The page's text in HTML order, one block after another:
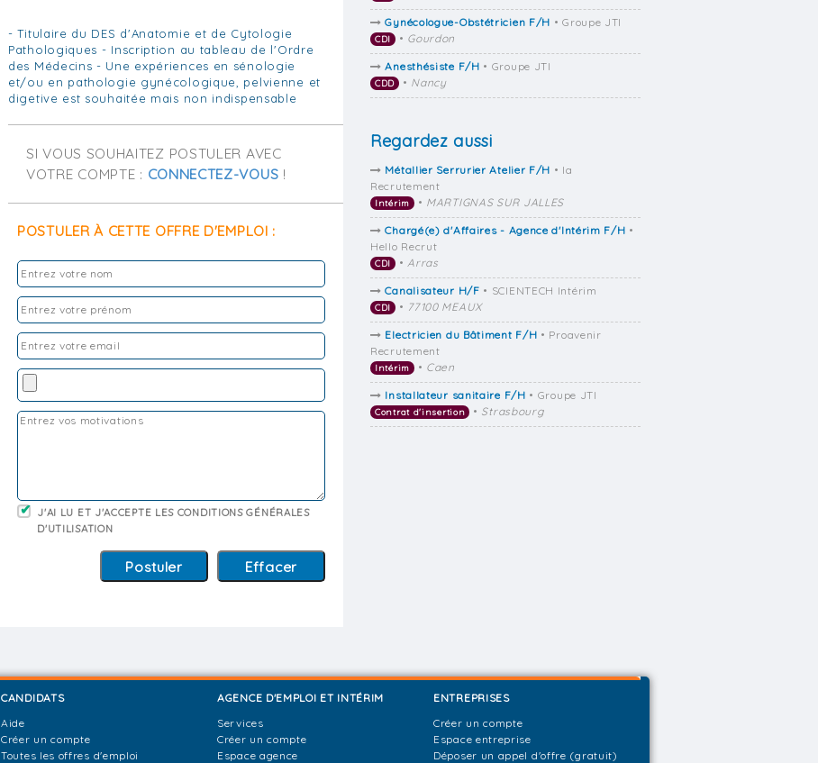
- Titulaire du DES d'Anatomie et de Cytologie
Pathologiques - Inscription au tableau de l'Ordre
des Médecins - Une expériences en sénologie
et/ou en pathologie gynécologique, pelvienne et
digetive est souhaitée mais non indispensable
SI VOUS SOUHAITEZ POSTULER AVEC
VOTRE COMPTE : CONNECTEZ-VOUS !
POSTULER À CETTE OFFRE D'EMPLOI :
J'AI LU ET J'ACCEPTE LES CONDITIONS GÉNÉRALES
D'UTILISATION
Gynécologue-Obstétricien F/H • Groupe JTI
CDI • Gourdon
Anesthésiste F/H • Groupe JTI
CDD • Nancy
Regardez aussi
Métallier Serrurier Atelier F/H • Ia
Recrutement
Intérim • MARTIGNAS SUR JALLES
Chargé(e) d'Affaires - Agence d'Intérim F/H •
Hello Recrut
CDI •Arras
Canalisateur H/F • SCIENTECH Intérim
CDI • 77100 MEAUX
Electricien du Bâtiment F/H • Proavenir
Recrutement
Intérim • Caen
Installateur sanitaire F/H • Groupe JTI
Contrat d'insertion • Strasbourg
CANDIDATS
Aide
Créer un compte
Toutes les offres d'emploi
AGENCE D'EMPLOI ET INTÉRIM
Services
Créer un compte
Espace agence
ENTREPRISES
Créer un compte
Espace entreprise
Déposer un appel d'offre (gratuit)